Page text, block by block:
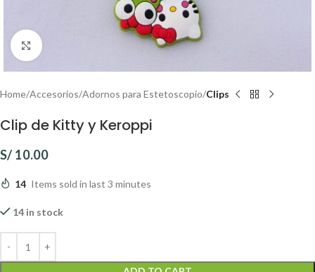
Click to enlarge
Home Accesorios Adornos para Estetoscopio Clips
Clip de Kitty y Keroppi
S/ 10.00
14 Items sold in last 3 minutes
14 in stock